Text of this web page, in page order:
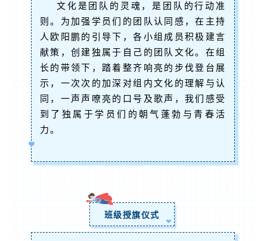
文化是团队的灵魂，是团队的行动准
则。为加强学员们的团队认同感，在主持
人欧阳鹏的引导下，各小组成员积极建言
献策，创建独属于自己的团队文化。在组
长的带领下，踏着整齐响亮的步伐登台展
示，一次次的加深对组内文化的理解与认
同，一声声嘹亮的口号及歌声，我们感受
到了独属于学员们的朝气蓬勃与青春活
力。
班级授旗仪式